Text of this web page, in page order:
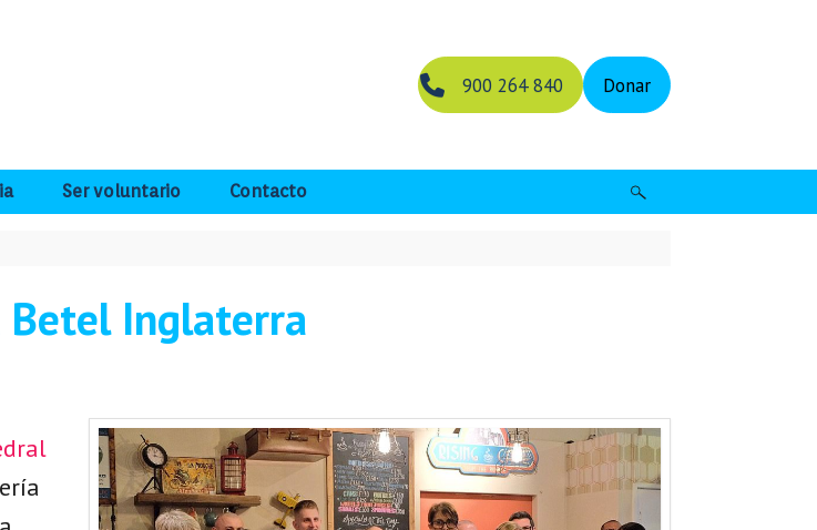
900 264 840 Donar
Ser voluntario Contacto
Inglaterra